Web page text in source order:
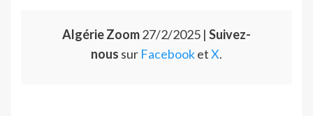
Algérie Zoom27/2/2025 | Suivez-
nous sur FacebooketX.